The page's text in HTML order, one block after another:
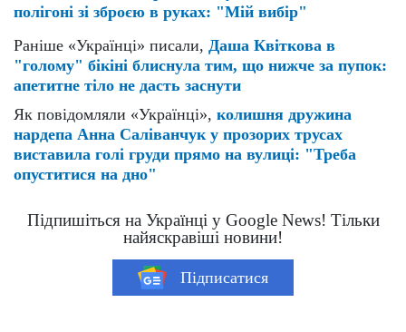
полігоні зі зброєю в руках: "Мій вибір"
Раніше «Українці» писали, Даша Квіткова в
"голому" бікіні блиснула тим, що нижче за пупок:
апетитне тіло не дасть заснути
Як повідомляли «Українці», колишня дружина
нардепа Анна Саліванчук у прозорих трусах
виставила голі груди прямо на вулиці: "Треба
опуститися на дно"
Підпишіться на Українці у Google News! Тільки
найяскравіші новини!
Підписатися